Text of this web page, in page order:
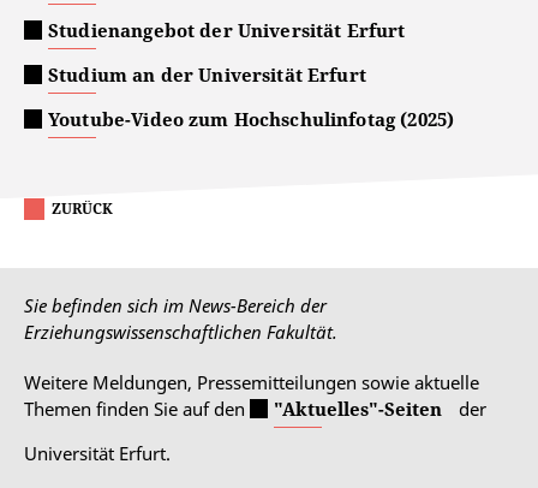
Studienangebot der Universität Erfurt
Studium an der Universität Erfurt
Youtube-Video zum Hochschulinfotag (2025)
ZURÜCK
Sie befinden sich im News-Bereich der
Erziehungswissenschaftlichen Fakultät.
Weitere Meldungen, Pressemitteilungen sowie aktuelle
Themen finden Sie auf den
"Aktuelles"-Seiten
der
Universität Erfurt.